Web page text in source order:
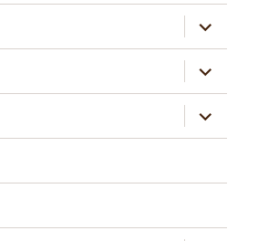
expand
child
menu
expand
child
menu
expand
child
menu